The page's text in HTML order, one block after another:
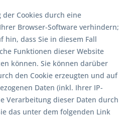
Cookies durch eine
Browser-Software verhindern;
hin, dass Sie in diesem Fall
Funktionen dieser Website
können. Sie können darüber
den Cookie erzeugten und auf
Daten (inkl. Ihrer IP-
Verarbeitung dieser Daten durch
das unter dem folgenden Link